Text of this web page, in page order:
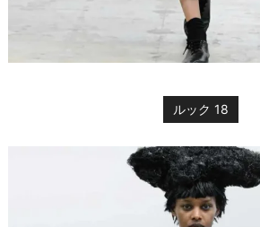
ルック 18